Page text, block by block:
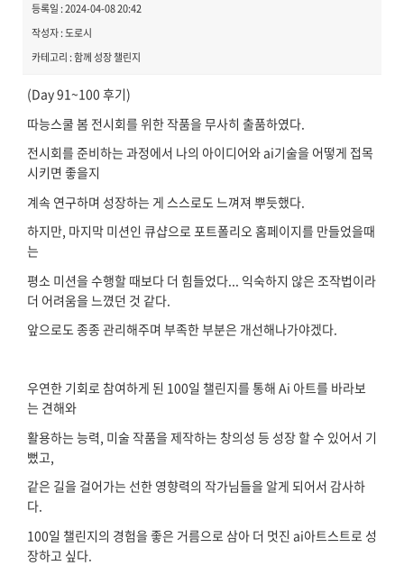
등록일 : 2024-04-08 20:42
작성자 : 도로시
카테고리 : 함께 성장 챌린지
(Day 91~100 후기)
따능스쿨 봄 전시회를 위한 작품을 무사히 출품하였다.
전시회를 준비하는 과정에서 나의 아이디어와 ai기술을 어떻게 접목
시키면 좋을지
계속 연구하며 성장하는 게 스스로도 느껴져 뿌듯했다.
하지만, 마지막 미션인 큐샵으로 포트폴리오 홈페이지를 만들었을때
는
평소 미션을 수행할 때보다 더 힘들었다... 익숙하지 않은 조작법이라
더 어려움을 느꼈던 것 같다.
앞으로도 종종 관리해주며 부족한 부분은 개선해나가야겠다.
우연한 기회로 참여하게 된 100일 챌린지를 통해 Ai 아트를 바라보
는 견해와
활용하는 능력, 미술 작품을 제작하는 창의성 등 성장 할 수 있어서 기
뻤고,
같은 길을 걸어가는 선한 영향력의 작가님들을 알게 되어서 감사하
다.
100일 챌린지의 경험을 좋은 거름으로 삼아 더 멋진 ai아트스트로 성
장하고 싶다.